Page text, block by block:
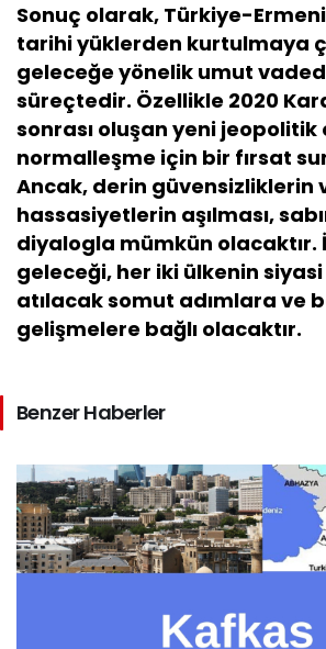
Sonuç olarak, Türkiye-
tarihi yüklerden kurtulmaya
geleceğe yönelik umut
süreçtedir. Özellikle 2020
sonrası oluşan yeni
normalleşme için bir fırsat
Ancak, derin güvensizliklerin
hassasiyetlerin aşılması,
diyalogla mümkün olacaktır.
geleceği, her iki ülkenin
atılacak somut adımlara ve
gelişmelere bağlı olacaktır.
Benzer Haberler